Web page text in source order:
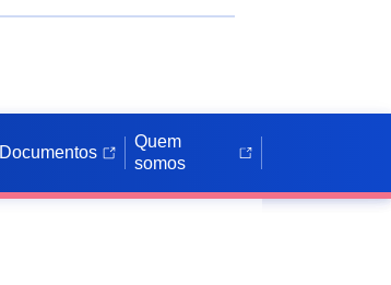
Documentos
Quem
somos